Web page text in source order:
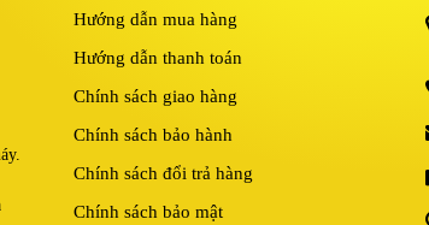
Hướng dẫn mua hàng
Hướng dẫn thanh toán
Chính sách giao hàng
Chính sách bảo hành
Chính sách đổi trả hàng
Chính sách bảo mật